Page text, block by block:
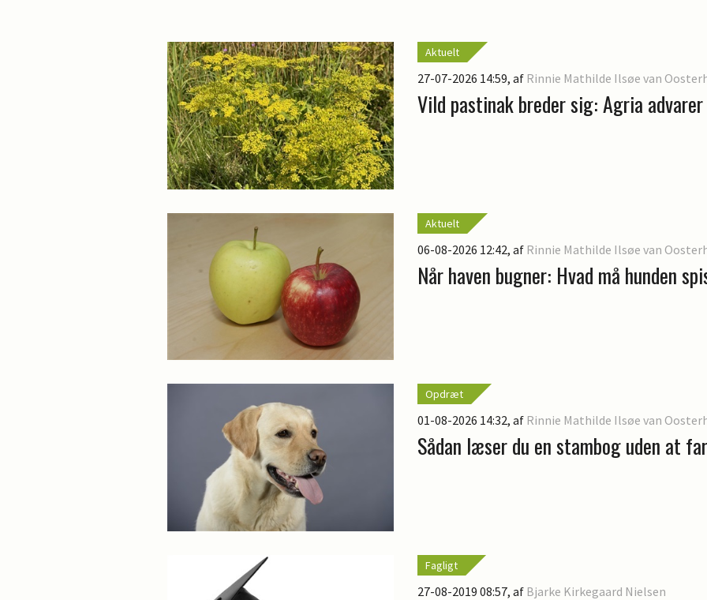
Aktuelt
27-07-2026 14:59, af Rinnie Mathilde Ilsøe van
Vild pastinak breder sig: Agria
Aktuelt
06-08-2026 12:42, af Rinnie Mathilde Ilsøe van
Når haven bugner: Hvad må hunden
Opdræt
01-08-2026 14:32, af Rinnie Mathilde Ilsøe van
Sådan læser du en stambog uden at
Fagligt
27-08-2019 08:57, af Bjarke Kirkegaard Nielsen